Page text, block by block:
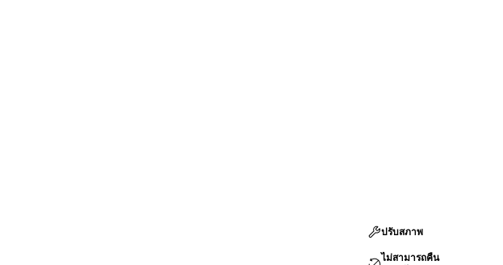
ปรับสภาพ
ไม่สามารถคืน